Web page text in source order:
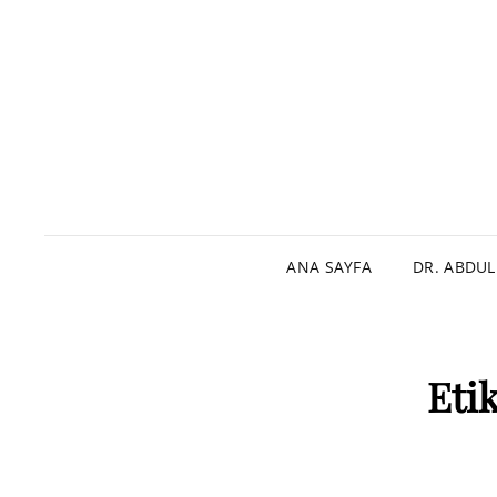
ANA SAYFA DR.